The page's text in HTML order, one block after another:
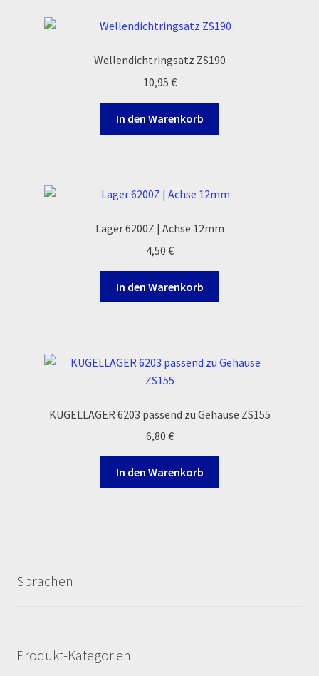
Términos y Condiciones Generales
Zahlung & Versand
Wellendichtringsatz ZS190
10,95 €
In den Warenkorb
Lager 6200Z | Achse 12mm
4,50 €
In den Warenkorb
KUGELLAGER 6203 passend zu Gehäuse ZS155
6,80 €
In den Warenkorb
Sprachen
Produkt-Kategorien